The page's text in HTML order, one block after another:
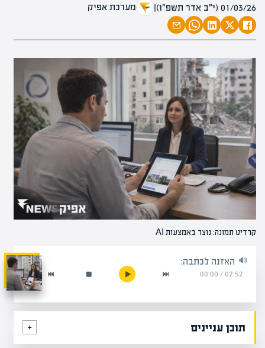
01/03/26 (י״ב אדר תשפ״ו) | מערכת אפיק
קרדיט תמונה: נוצר באמצעות AI
האזנה לכתבה:
02:52
/
00:00
תוכן עניינים